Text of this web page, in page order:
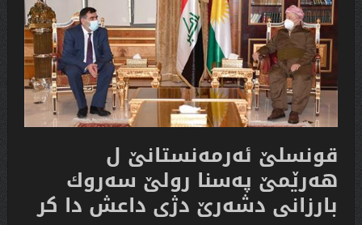
قونسلێ ئه‌رمه‌نستانێ ل
هه‌رێمێ په‌سنا رولێ سه‌روك
بارزانى دشه‌رێ دژى داعش دا كر